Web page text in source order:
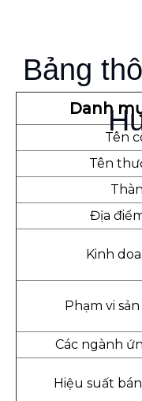
Bảng
Danh
Tên
Tên
Địa
Kinh
Phạm vi
Các ngành
Hiệu suất